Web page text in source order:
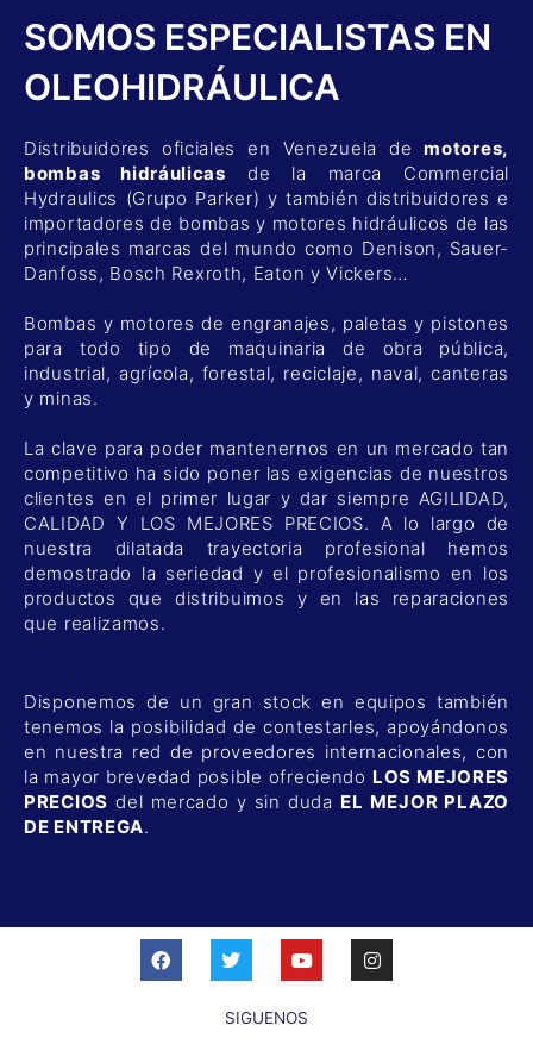
SOMOS ESPECIALISTAS EN
OLEOHIDRÁULICA
Distribuidores oficiales en Venezuela demotores,
bombas hidráulicas de la marca Commercial
Hydraulics (Grupo Parker) y también distribuidores e
importadores de bombas y motores hidráulicos de las
principales marcas del mundo como Denison, Sauer-
Danfoss, Bosch Rexroth, Eaton y Vickers…
Bombas y motores de engranajes, paletas y pistones
para todo tipo de maquinaria de obra pública,
industrial, agrícola, forestal, reciclaje, naval, canteras
y minas.
La clave para poder mantenernos en un mercado tan
competitivo ha sido poner las exigencias de nuestros
clientes en el primer lugar y dar siempre AGILIDAD,
CALIDAD Y LOS MEJORES PRECIOS. A lo largo de
nuestra dilatada trayectoria profesional hemos
demostrado la seriedad y el profesionalismo en los
productos que distribuimos y en las reparaciones
que realizamos.
Disponemos de un gran stock en equipos también
tenemos la posibilidad de contestarles, apoyándonos
en nuestra red de proveedores internacionales, con
la mayor brevedad posible ofreciendo LOS MEJORES
PRECIOS del mercado y sin duda EL MEJOR PLAZO
DE ENTREGA.
F
a
c
T
w
i
t
Y
o
u
u
I
n
s
SIGUENOS